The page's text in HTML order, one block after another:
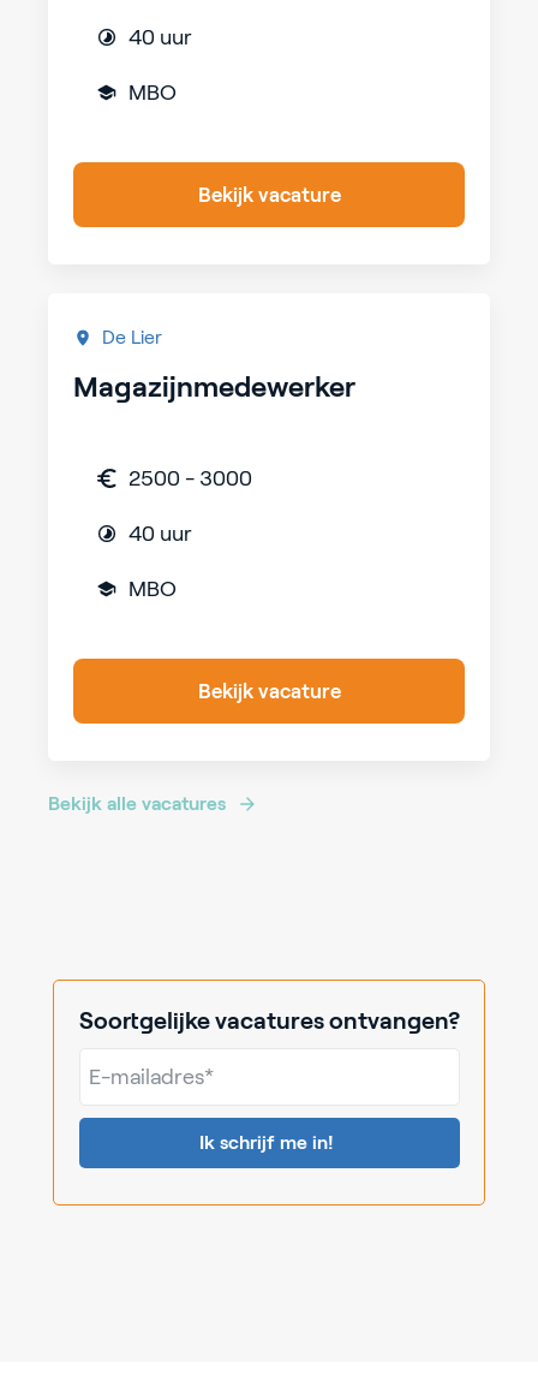
40 uur
MBO
Bekijk vacature
De Lier
Magazijnmedewerker
2500 - 3000
40 uur
MBO
Bekijk vacature
Bekijk alle vacatures
Soortgelijke vacatures ontvangen?
E-
mailadres*